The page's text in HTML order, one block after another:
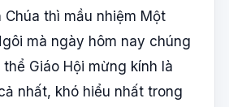
Chúa thì mầu nhiệm Một
mà ngày hôm nay chúng
Giáo Hội mừng kính là
nhất, khó hiểu nhất trong